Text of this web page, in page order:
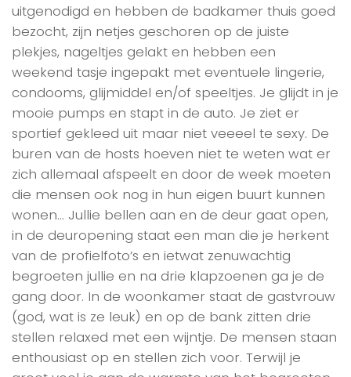
uitgenodigd en hebben de badkamer thuis goed
bezocht, zijn netjes geschoren op de juiste
plekjes, nageltjes gelakt en hebben een
weekend tasje ingepakt met eventuele lingerie,
condooms, glijmiddel en/of speeltjes. Je glijdt in je
mooie pumps en stapt in de auto. Je ziet er
sportief gekleed uit maar niet veeeel te sexy. De
buren van de hosts hoeven niet te weten wat er
zich allemaal afspeelt en door de week moeten
die mensen ook nog in hun eigen buurt kunnen
wonen… Jullie bellen aan en de deur gaat open,
in de deuropening staat een man die je herkent
van de profielfoto’s en ietwat zenuwachtig
begroeten jullie en na drie klapzoenen ga je de
gang door. In de woonkamer staat de gastvrouw
(god, wat is ze leuk) en op de bank zitten drie
stellen relaxed met een wijntje. De mensen staan
enthousiast op en stellen zich voor. Terwijl je